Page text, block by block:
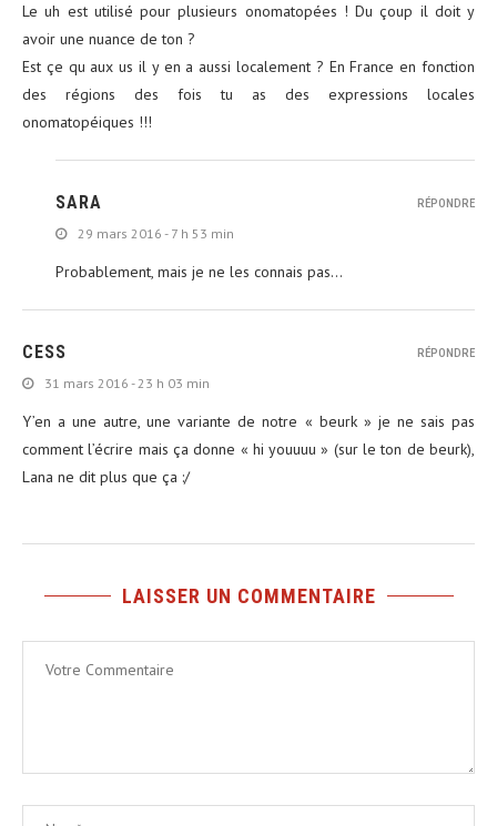
Le uh est utilisé pour plusieurs onomatopées ! Du çoup il doit y
avoir une nuance de ton ?
Est çe qu aux us il y en a aussi localement ? En France en fonction
des régions des fois tu as des expressions locales
onomatopéiques !!!
SARA
29 mars 2016 - 7 h 53 min
Probablement, mais je ne les connais pas…
RÉPONDRE
CESS
31 mars 2016 - 23 h 03 min
Y’en a une autre, une variante de notre « beurk » je ne sais pas
comment l’écrire mais ça donne « hi youuuu » (sur le ton de beurk),
Lana ne dit plus que ça :/
RÉPONDRE
LAISSER UN COMMENTAIRE